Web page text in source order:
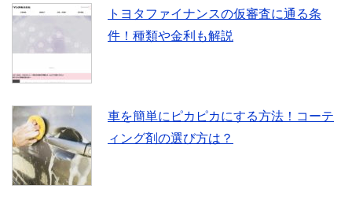
トヨタファイナンスの仮審査に通る条
件！種類や金利も解説
車を簡単にピカピカにする方法！コーテ
ィング剤の選び方は？